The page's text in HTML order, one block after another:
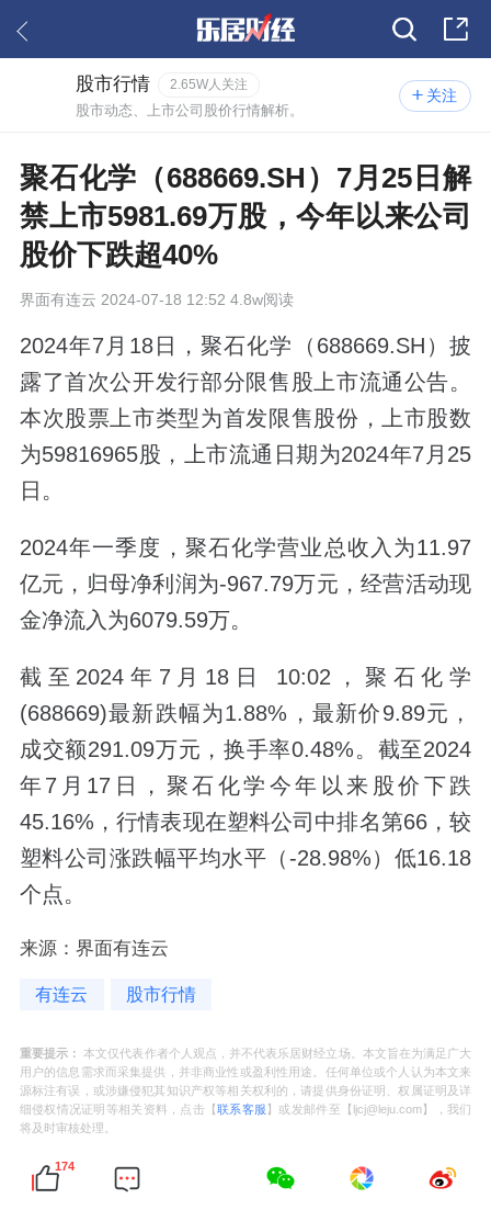
关注
股市行情 2.65W人关注
股市动态、上市公司股价行情解析。
聚石化学（688669.SH）7月25日解
禁上市5981.69万股，今年以来公司
股价下跌超40%
界面有连云 2024-07-18 12:52 4.8w阅读
2024年7月18日，聚石化学（688669.SH）披
露了首次公开发行部分限售股上市流通公告。
本次股票上市类型为首发限售股份，上市股数
为59816965股，上市流通日期为2024年7月25
日。
2024年一季度，聚石化学营业总收入为11.97
亿元，归母净利润为-967.79万元，经营活动现
金净流入为6079.59万。
截至2024年7月18日 10:02，聚石化学
(688669)最新跌幅为1.88%，最新价9.89元，
成交额291.09万元，换手率0.48%。截至2024
年7月17日，聚石化学今年以来股价下跌
45.16%，行情表现在塑料公司中排名第66，较
塑料公司涨跌幅平均水平（-28.98%）低16.18
个点。
来源：界面有连云
有连云 股市行情
重要提示： 本文仅代表作者个人观点，并不代表乐居财经立场。本文旨在为满足广大
用户的信息需求而采集提供，并非商业性或盈利性用途。任何单位或个人认为本文来
源标注有误，或涉嫌侵犯其知识产权等相关权利的，请提供身份证明、权属证明及详
细侵权情况证明等相关资料，点击【联系客服 】或发邮件至【ljcj@leju.com】，我们
将及时审核处理。
174